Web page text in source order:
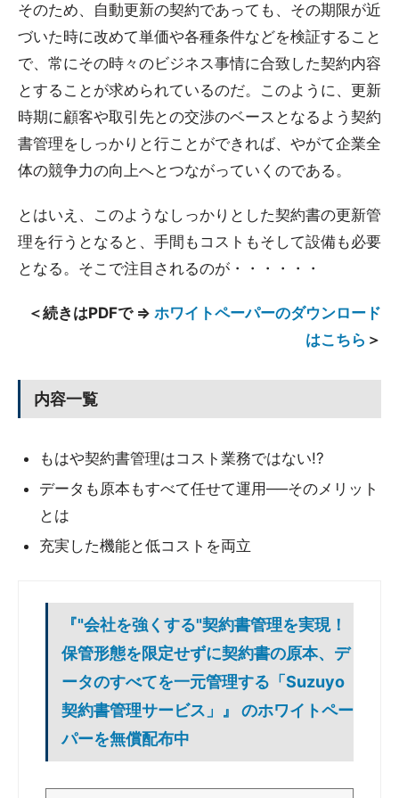
そのため、自動更新の契約であっても、その期限が近
づいた時に改めて単価や各種条件などを検証すること
で、常にその時々のビジネス事情に合致した契約内容
とすることが求められているのだ。このように、更新
時期に顧客や取引先との交渉のベースとなるよう契約
書管理をしっかりと行ことができれば、やがて企業全
体の競争力の向上へとつながっていくのである。
とはいえ、このようなしっかりとした契約書の更新管
理を行うとなると、手間もコストもそして設備も必要
となる。そこで注目されるのが・・・・・・
＜続きはPDFで ⇒ ホワイトペーパーのダウンロード
はこちら ＞
内容一覧
もはや契約書管理はコスト業務ではない!?
データも原本もすべて任せて運用──そのメリット
とは
充実した機能と低コストを両立
『"会社を強くする"契約書管理を実現！
保管形態を限定せずに契約書の原本、デ
ータのすべてを一元管理する「Suzuyo
契約書管理サービス」』 のホワイトペー
パーを無償配布中